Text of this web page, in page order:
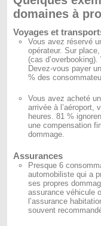
domaines à
Voyages et
Vous avez réservé
opérateur. Sur
(cas
Devez-vous payer
% des
Vous avez acheté
arrivée à l’aéroport,
heures. 81 %
une compensation
dommage.
Assurances
Presque 6
automobiliste qui a
ses propres
assurance véhicule
l’assurance
souvent